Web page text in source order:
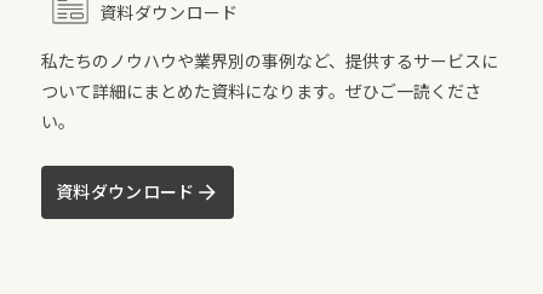
資料ダウンロード
私たちのノウハウや業界別の事例など、提供するサービスに
ついて詳細にまとめた資料になります。ぜひご一読くださ
い。
資料ダウンロード